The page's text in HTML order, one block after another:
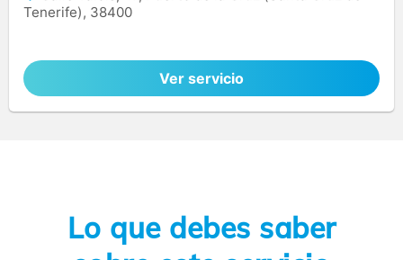
Tenerife), 38400
Ver servicio
Lo que debes saber